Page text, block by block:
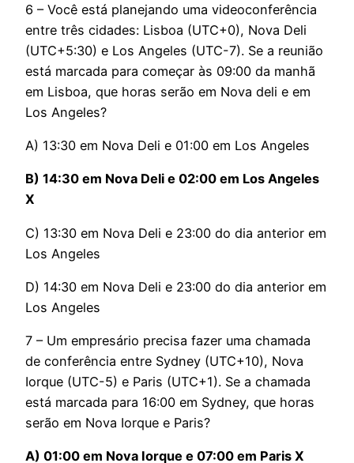
6 – Você está planejando uma videoconferência
entre três cidades: Lisboa (UTC+0), Nova Deli
(UTC+5:30) e Los Angeles (UTC-7). Se a reunião
está marcada para começar às 09:00 da manhã
em Lisboa, que horas serão em Nova deli e em
Los Angeles?
A) 13:30 em Nova Deli e 01:00 em Los Angeles
B) 14:30 em Nova Deli e 02:00 em Los Angeles
X
C) 13:30 em Nova Deli e 23:00 do dia anterior em
Los Angeles
D) 14:30 em Nova Deli e 23:00 do dia anterior em
Los Angeles
7 – Um empresário precisa fazer uma chamada
de conferência entre Sydney (UTC+10), Nova
Iorque (UTC-5) e Paris (UTC+1). Se a chamada
está marcada para 16:00 em Sydney, que horas
serão em Nova Iorque e Paris?
A) 01:00 em Nova Iorque e 07:00 em Paris X